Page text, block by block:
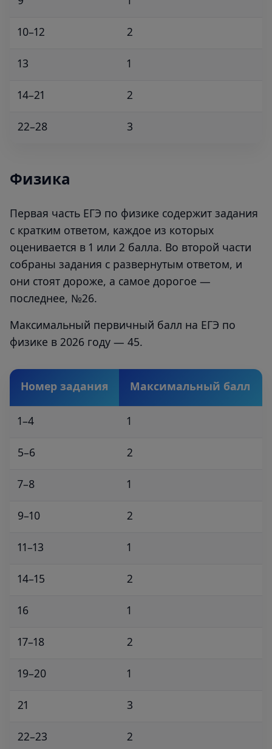
10–12 2
13 1
14–21 2
22–28 3
Физика
Первая часть ЕГЭ по физике содержит задания
с кратким ответом, каждое из которых
оценивается в 1 или 2 балла. Во второй части
собраны задания с развернутым ответом, и
они стоят дороже, а самое дорогое —
последнее, №26.
Максимальный первичный балл на ЕГЭ по
физике в 2026 году — 45.
Номер задания Максимальный балл
1–4 1
5–6 2
7–8 1
9–10 2
11–13 1
14–15 2
16 1
17–18 2
19–20 1
21 3
22–23 2